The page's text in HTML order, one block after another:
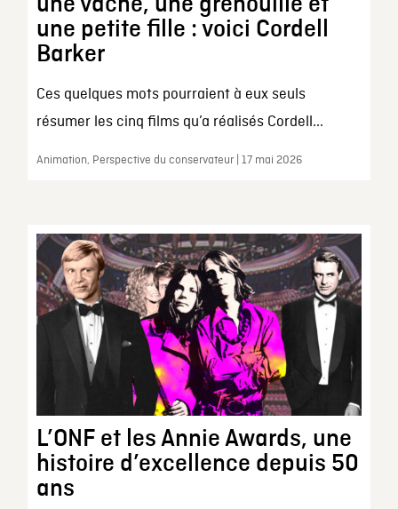
une petite fille : voici Cordell
Barker
Ces quelques mots pourraient à eux seuls
résumer les cinq films qu’a réalisés Cordell...
Animation, Perspective du conservateur | 17 mai 2026
L’ONF et les Annie Awards, une
histoire d’excellence depuis 50
ans